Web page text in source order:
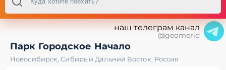
наш телеграм канал
@geomerid
Парк Городское Начало
Новосибирск,Сибирь и Дальний Восток, Россия